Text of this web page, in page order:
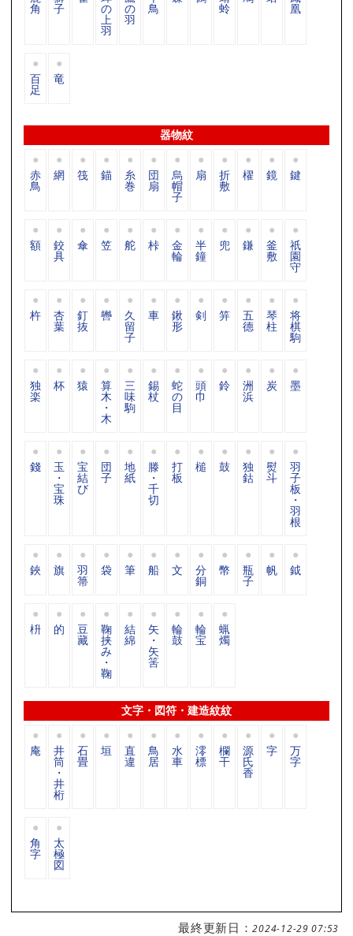
角 子 の
上
羽
の
羽
鳥 蛉 凰
百
足
竜
器物紋
赤
鳥
網 筏 錨 糸
巻
団
扇
烏
帽
子
扇 折
敷
櫂 鏡 鍵
額 鉸
具
傘 笠 舵 桛 金
輪
半
鐘
兜 鎌 釜
敷
祇
園
守
杵 杏
葉
釘
抜
轡 久
留
子
車 鍬
形
剣 笄 五
德
琴
柱
将
棋
駒
独
楽
杯 猿 算
木
・
木
三
味
駒
錫
杖
蛇
の
目
頭
巾
鈴 洲
浜
炭 墨
錢 玉
・
宝
珠
宝
結
び
団
子
地
紙
滕
・
千
切
打
板
槌 鼓 独
鈷
熨
斗
羽
子
板
・
羽
根
鋏 旗 羽
箒
袋 筆 船 文 分
銅
幣 瓶
子
帆 鉞
枡 的 豆
藏
鞠
挟
み
・
鞠
結
綿
矢
・
矢
筈
輪
鼓
輪
宝
蝋
燭
文字・図符・建造紋紋
庵 井
筒
・
井
桁
石
畳
垣 直
違
鳥
居
水
車
澪
標
欄
干
源
氏
香
字 万
字
角
字
太
極
図
最終更新日：2024-12-29 07:53